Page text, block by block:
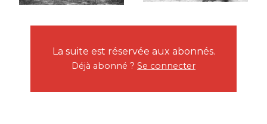
La suite est réservée aux abonnés.
Déjà abonné ? Se connecter